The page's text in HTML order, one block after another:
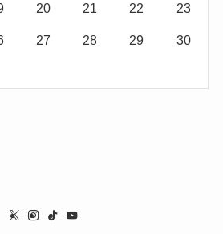
20 21 22 23
27 28 29 30